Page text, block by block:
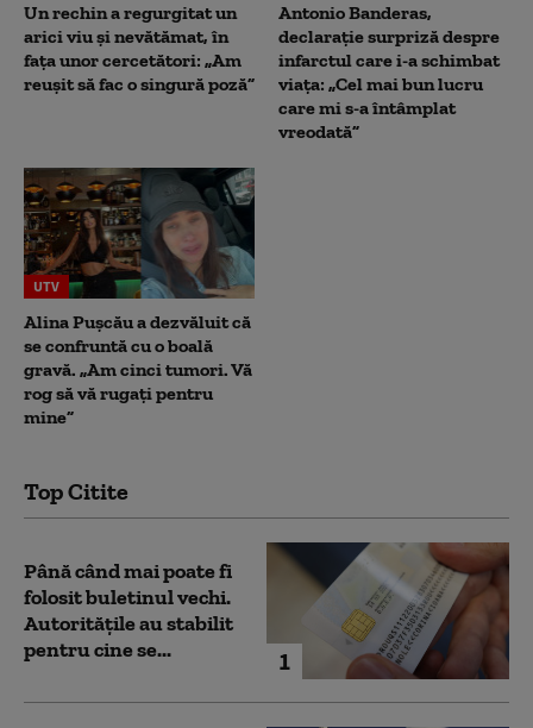
Un rechin a regurgitat un
arici viu și nevătămat, în
fața unor cercetători: „Am
reușit să fac o singură poză”
Antonio Banderas,
declarație surpriză despre
infarctul care i-a schimbat
viața: „Cel mai bun lucru
care mi s-a întâmplat
vreodată”
UTV
Alina Pușcău a dezvăluit că
se confruntă cu o boală
gravă. „Am cinci tumori. Vă
rog să vă rugați pentru
mine”
Top Citite
1
Până când mai poate fi
folosit buletinul vechi.
Autoritățile au stabilit
pentru cine se...